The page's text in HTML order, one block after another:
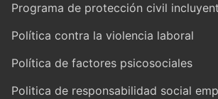
Programa de protección civil
Política contra la violencia laboral
Política de factores psicosociales
Politica de responsabilidad social